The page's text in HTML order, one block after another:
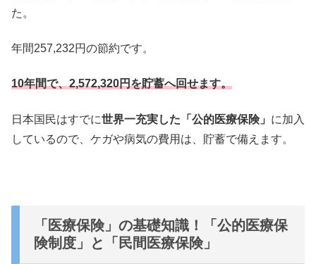
た。
年間257,232円の節約です。
10年間で、2,572,320円を貯蓄へ回せます。
日本国民はすでに世界一充実した「公的医療保険」 に加入
しているので、ケガや病気の費用は、貯蓄で備えます。
「医療保険」の基礎知識！「公的医療保
険制度」と「民間医療保険」